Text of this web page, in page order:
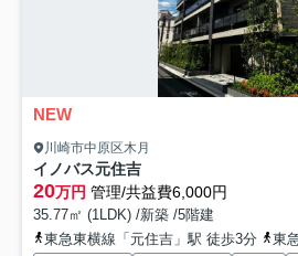
NEW
川崎市中原区木月
イノバス元住吉
20万円 管理/共益費6,000円
35.77㎡ (1LDK) /新築 /5階建
東急東横線「元住吉」駅 徒歩3分
東急